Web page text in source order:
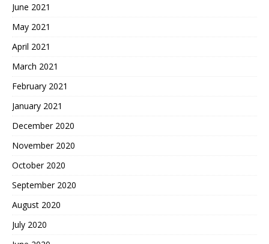
June 2021
May 2021
April 2021
March 2021
February 2021
January 2021
December 2020
November 2020
October 2020
September 2020
August 2020
July 2020